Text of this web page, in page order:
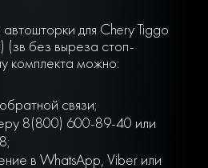
для Chery Tiggo
(зв без выреза стоп-
комплекта можно:
связи;
8(800) 600-89-40 или
в WhatsApp, Viber или